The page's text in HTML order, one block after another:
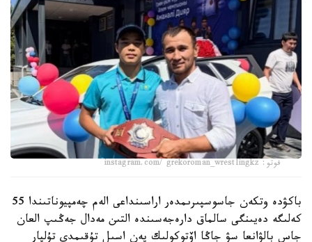
فوتو: instagram.com/ grekoroman_wrestlingkz
باكۋدە وتكەن جاسوسپىرىمدەر اراسىنداعى الەم چەمپيوناتىندا 55
كەلىگە دەيىنگى سالماق دارەجەسىندە التىن مەدال جەڭىپ العان
جاس بالۋانعا سۋ جاڭا اۆتوكولىك پەن اسىل تۇقىمدى تۇلپار